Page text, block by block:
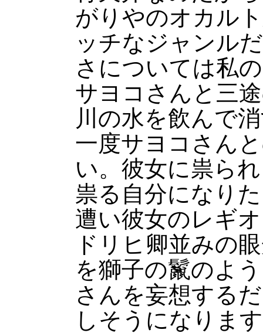
がりやのオカル
ッチなジャンル
さについては私
サヨコさんと三
川の水を飲んで
一度サヨコさん
い。彼女に祟ら
祟る自分になり
遭い彼女のレギ
ドリヒ卿並みの
を獅子の鬣のよ
さんを妄想する
しそうになりま